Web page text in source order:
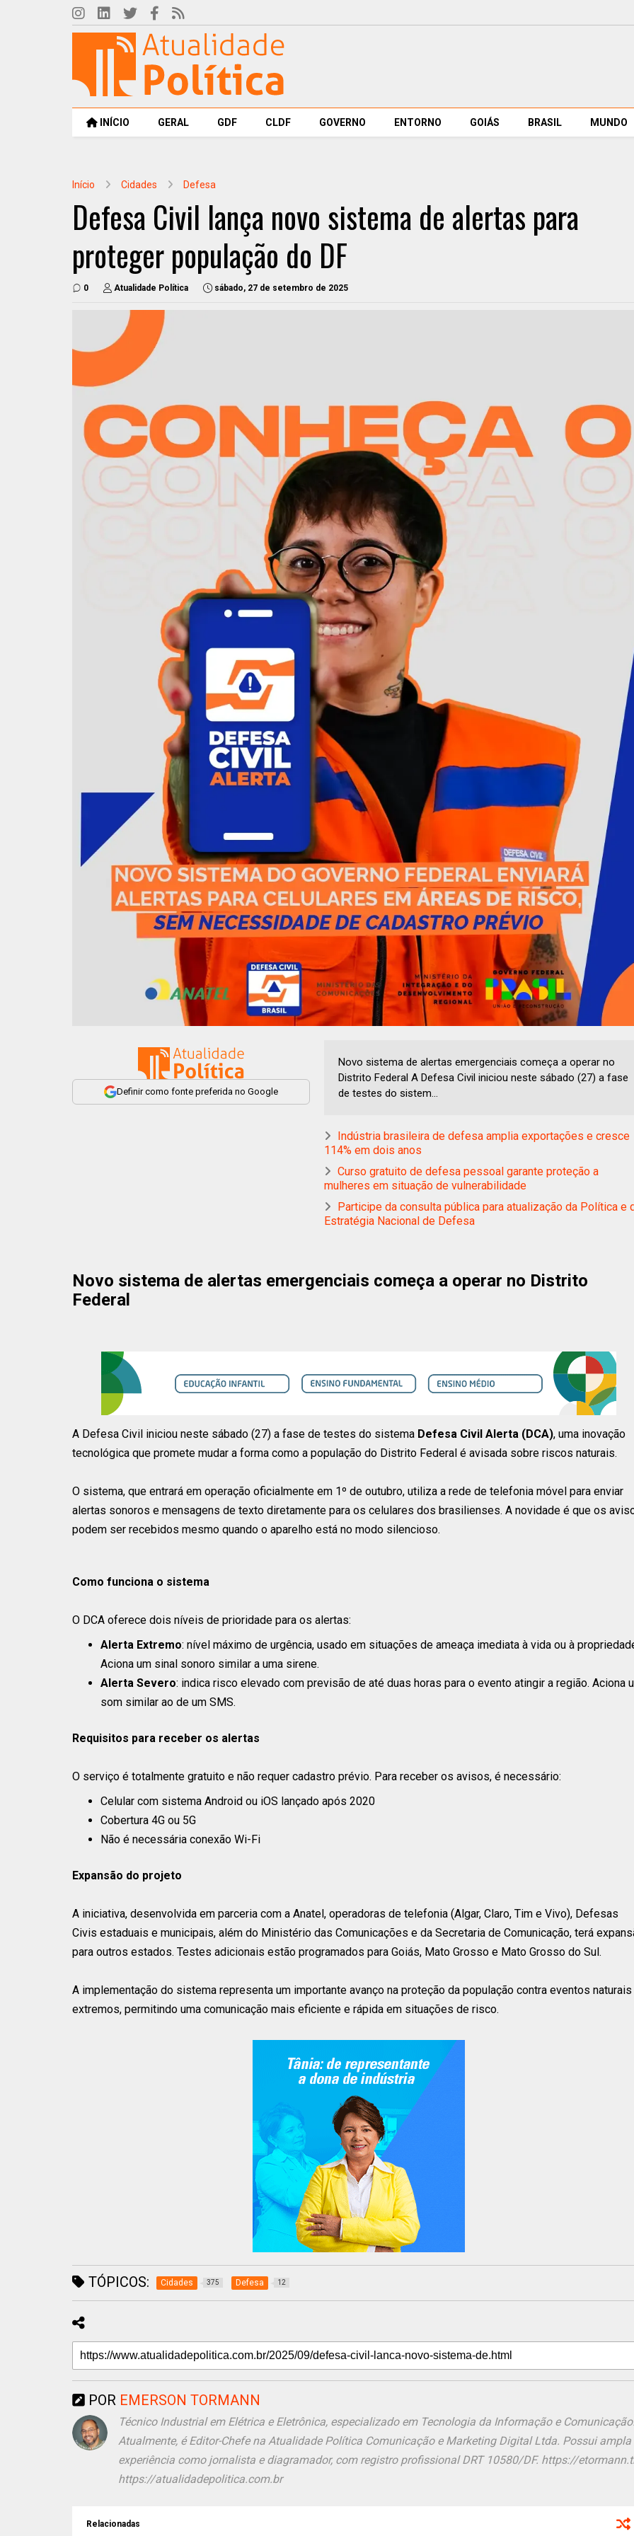
INÍCIO GERAL GDF CLDF GOVERNO ENTORNO GOIÁS BRASIL MUNDO
Início Cidades Defesa
Defesa Civil lança novo sistema de alertas para
proteger população do DF
0 Atualidade Política sábado, 27 de setembro de 2025
Definir como fonte preferida no Google
Novo sistema de alertas emergenciais começa a operar no
Distrito Federal A Defesa Civil iniciou neste sábado (27) a fase
de testes do sistem...
Indústria brasileira de defesa amplia exportações e cresce
114% em dois anos
Curso gratuito de defesa pessoal garante proteção a
mulheres em situação de vulnerabilidade
Participe da consulta pública para atualização da Política e
Estratégia Nacional de Defesa
Novo sistema de alertas emergenciais começa a operar no Distrito
Federal
A Defesa Civil iniciou neste sábado (27) a fase de testes do sistema Defesa Civil Alerta (DCA), uma inovação
tecnológica que promete mudar a forma como a população do Distrito Federal é avisada sobre riscos naturais.
O sistema, que entrará em operação oficialmente em 1º de outubro, utiliza a rede de telefonia móvel para enviar
alertas sonoros e mensagens de texto diretamente para os celulares dos brasilienses. A novidade é que os
podem ser recebidos mesmo quando o aparelho está no modo silencioso.
Como funciona o sistema
O DCA oferece dois níveis de prioridade para os alertas:
Alerta Extremo: nível máximo de urgência, usado em situações de ameaça imediata à vida ou à
Aciona um sinal sonoro similar a uma sirene.
Alerta Severo: indica risco elevado com previsão de até duas horas para o evento atingir a região. Aciona
som similar ao de um SMS.
Requisitos para receber os alertas
O serviço é totalmente gratuito e não requer cadastro prévio. Para receber os avisos, é necessário:
Celular com sistema Android ou iOS lançado após 2020
Cobertura 4G ou 5G
Não é necessária conexão Wi-Fi
Expansão do projeto
A iniciativa, desenvolvida em parceria com a Anatel, operadoras de telefonia (Algar, Claro, Tim e Vivo), Defesas
Civis estaduais e municipais, além do Ministério das Comunicações e da Secretaria de Comunicação, terá
para outros estados. Testes adicionais estão programados para Goiás, Mato Grosso e Mato Grosso do Sul.
A implementação do sistema representa um importante avanço na proteção da população contra eventos naturais
extremos, permitindo uma comunicação mais eficiente e rápida em situações de risco.
TÓPICOS: Cidades 375 Defesa 12
POR EMERSON TORMANN
Técnico Industrial em Elétrica e Eletrônica, especializado em Tecnologia da Informação e
Atualmente, é Editor-Chefe na Atualidade Política Comunicação e Marketing Digital Ltda. Possui ampla
experiência como jornalista e diagramador, com registro profissional DRT 10580/DF. https://
https://atualidadepolitica.com.br
Relacionadas